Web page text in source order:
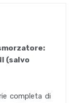
(salvo
completa di